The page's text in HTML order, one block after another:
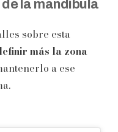
la mandíbula
sobre esta
más la zona
a ese